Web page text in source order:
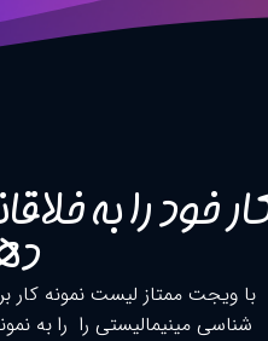
خود را به
با ویجت ممتاز لیست نمونه کار
شناسی مینیمالیستی را را به